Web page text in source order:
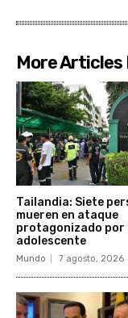
More Articles
Tailandia: Siete
mueren en ataque
protagonizado por
adolescente
Mundo 7 agosto, 2026